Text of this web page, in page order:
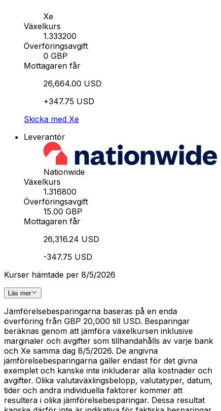
Xe
Växelkurs
1.333200
Överföringsavgift
0 GBP
Mottagaren får
26,664.00 USD
+347.75 USD
Skicka med Xe
Leverantör
Nationwide
Växelkurs
1.316800
Överföringsavgift
15.00 GBP
Mottagaren får
26,316.24 USD
-347.75 USD
Kurser hämtade per 8/5/2026
Läs mer
Jämförelsebesparingarna baseras på en enda
överföring från GBP 20,000 till USD. Besparingar
beräknas genom att jämföra växelkursen inklusive
marginaler och avgifter som tillhandahålls av varje bank
och Xe samma dag 8/5/2026. De angivna
jämförelsebesparingarna gäller endast för det givna
exemplet och kanske inte inkluderar alla kostnader och
avgifter. Olika valutaväxlingsbelopp, valutatyper, datum,
tider och andra individuella faktorer kommer att
resultera i olika jämförelsebesparingar. Dessa resultat